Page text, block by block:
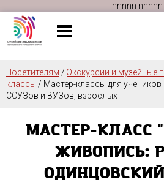
nnnnn nnnnn
Посетителям / Экскурсии и музейные
классы / Мастер-классы для учеников
ССУЗов и ВУЗов, взрослых
МАСТЕР-КЛАСС
ЖИВОПИСЬ: